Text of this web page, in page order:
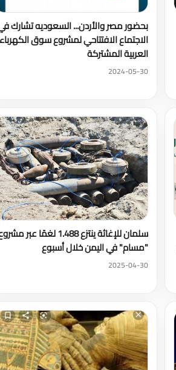
بحضور مصر والأردن... السعوديه تشارك
الاجتماع الافتتاحي لمشروع سوق
العربية المشتركة
2024-05-30
سلمان للإغاثة ينتزع 1.488 لغمًا عبر
"مسام" في اليمن خلال أسبوع
2025-04-30